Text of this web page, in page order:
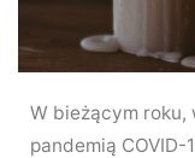
W bieżącym
pandemią